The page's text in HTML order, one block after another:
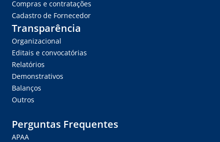
Compras e contratações
Cadastro de Fornecedor
Transparência
Organizacional
Editais e convocatórias
Relatórios
Demonstrativos
Balanços
Outros
Perguntas Frequentes
APAA